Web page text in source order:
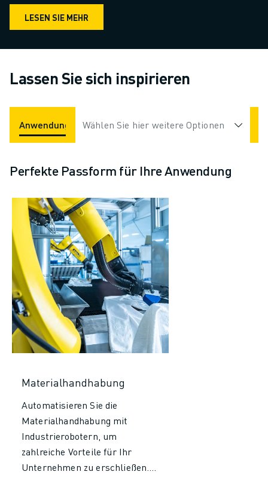
LESEN SIE MEHR
Lassen Sie sich inspirieren
Anwendungen Branchen
Wählen Sie hier weitere Optionen
Perfekte Passform für Ihre Anwendung
Materialhandhabung
Automatisieren Sie die
Materialhandhabung mit
Industrierobotern, um
zahlreiche Vorteile für Ihr
Unternehmen zu erschließen.